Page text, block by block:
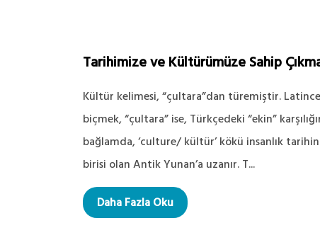
Tarihimize ve Kültürümüze Sahip
Kültür kelimesi, “çultara”dan türemiştir.
biçmek, “çultara” ise, Türkçedeki “ekin”
bağlamda, ‘culture/ kültür’ kökü insanlık
birisi olan Antik Yunan’a uzanır. T...
Daha Fazla Oku